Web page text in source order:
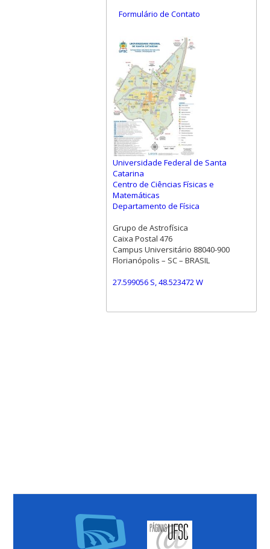
Formulário de Contato
Universidade Federal de Santa
Catarina
Centro de Ciências Físicas e
Matemáticas
Departamento de Física
Grupo de Astrofísica
Caixa Postal 476
Campus Universitário 88040-900
Florianópolis – SC – BRASIL
27.599056 S, 48.523472 W